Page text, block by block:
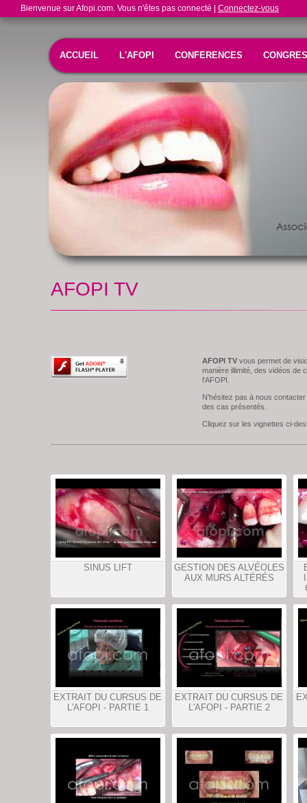
Bienvenue sur Afopi.com. Vous n'êtes pas connecté | Connectez-vous
ACCUEIL L'AFOPI CONFERENCES CONGRES
AFOPI TV
AFOPI TVvous permet de
manière illimité, des vidéos de
l'AFOPI.
N'hésitez pas à nous
des cas présentés.
Cliquez sur les vignettes ci-
SINUS LIFT
GESTION DES ALVÉOLES
AUX MURS ALTÉRÉS
EXTRAIT DU CURSUS DE
L'AFOPI - PARTIE 1
EXTRAIT DU CURSUS DE
L'AFOPI - PARTIE 2